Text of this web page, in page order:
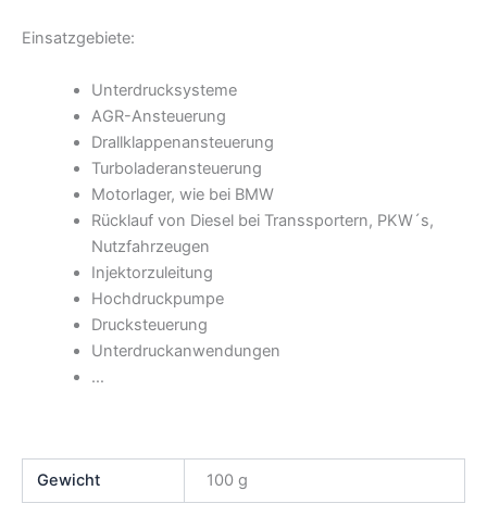
Einsatzgebiete:
Unterdrucksysteme
AGR-Ansteuerung
Drallklappenansteuerung
Turboladeransteuerung
Motorlager, wie bei BMW
Rücklauf von Diesel bei Transsportern, PKW´s,
Nutzfahrzeugen
Injektorzuleitung
Hochdruckpumpe
Drucksteuerung
Unterdruckanwendungen
…
Gewicht 100 g